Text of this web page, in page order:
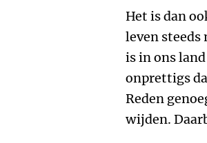
Het is dan
leven steeds
is in ons
onprettigs
Reden
wijden.